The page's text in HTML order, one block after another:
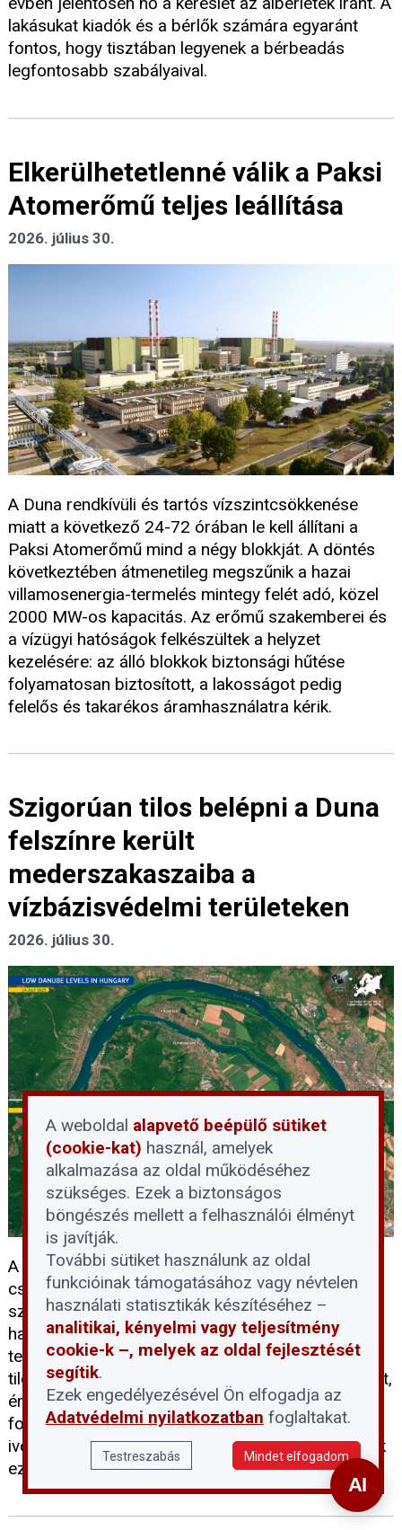
lakásukat kiadók és a bérlők számára egyaránt
fontos, hogy tisztában legyenek a bérbeadás
legfontosabb szabályaival.
Elkerülhetetlenné válik a Paksi
Atomerőmű teljes leállítása
2026. július 30.
A Duna rendkívüli és tartós vízszintcsökkenése
miatt a következő 24-72 órában le kell állítani a
Paksi Atomerőmű mind a négy blokkját. A döntés
következtében átmenetileg megszűnik a hazai
villamosenergia-termelés mintegy felét adó, közel
2000 MW-os kapacitás. Az erőmű szakemberei és
a vízügyi hatóságok felkészültek a helyzet
kezelésére: az álló blokkok biztonsági hűtése
folyamatosan biztosított, a lakosságot pedig
felelős és takarékos áramhasználatra kérik.
Szigorúan tilos belépni a Duna
felszínre került
mederszakaszaiba a
vízbázisvédelmi területeken
2026. július 30.
A rekordalacsony dunai vízállás idején sokan
csábítónak találják, hogy besétáljanak a folyó
szárazzá vált medrébe, ám a Fővárosi Vízművek
határozottan figyelmeztet: a vízbázisvédelmi
területekre belépni és ott tartózkodni szigorúan
tilos. Ahhoz, hogy megértsük e tilalom jelentőségét,
érdemes tisztázni, mit jelent pontosan a vízbázis
fogalma, és miért jelenthet kockázatot a lakossági
ivóvízellátásra az emberi jelenlét a Duna medrének
ezen részein.
A weboldal alapvető beépülő sütiket
(cookie-kat) használ, amelyek
alkalmazása az oldal működéséhez
szükséges. Ezek a biztonságos
böngészés mellett a felhasználói élményt
is javítják.
További sütiket használunk az oldal
funkcióinak támogatásához vagy névtelen
használati statisztikák készítéséhez –
analitikai, kényelmi vagy teljesítmény
cookie-k –, melyek az oldal fejlesztését
segítik.
Ezek engedélyezésével Ön elfogadja az
Adatvédelmi nyilatkozatban foglaltakat.
Testreszabás Mindet elfogadom